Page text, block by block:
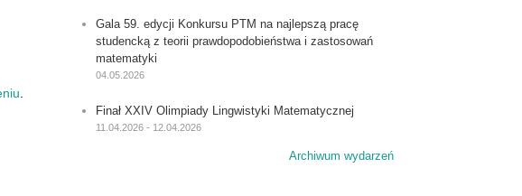
Gala 59. edycji Konkursu PTM na najlepszą pracę
studencką z teorii prawdopodobieństwa i zastosowań
matematyki
04.05.2026
Finał XXIV Olimpiady Lingwistyki Matematycznej
11.04.2026 - 12.04.2026
Archiwum wydarzeń